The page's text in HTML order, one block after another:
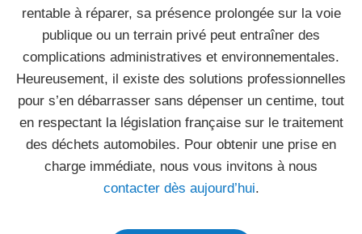
rentable à réparer, sa présence prolongée sur la voie
publique ou un terrain privé peut entraîner des
complications administratives et environnementales.
Heureusement, il existe des solutions professionnelles
pour s’en débarrasser sans dépenser un centime, tout
en respectant la législation française sur le traitement
des déchets automobiles. Pour obtenir une prise en
charge immédiate, nous vous invitons à nous
contacter dès aujourd’hui.